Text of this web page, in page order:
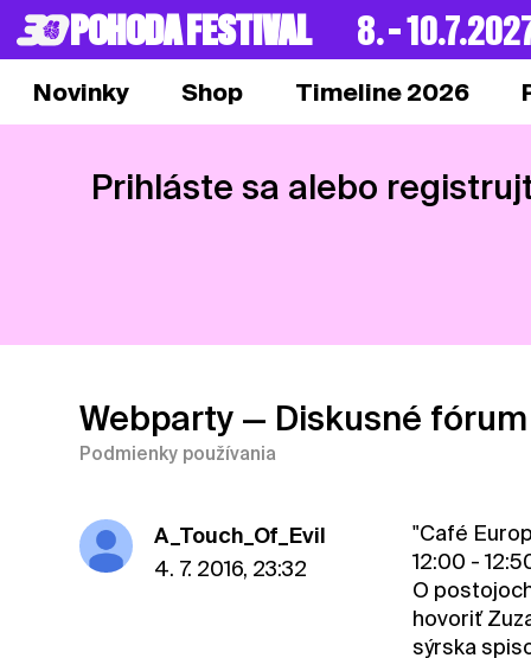
POHODA FESTIVAL 8. –
Novinky Shop Timeline 2026
Prihláste sa alebo
Webparty — Diskusné fórum
Podmienky používania
A_Touch_Of_Evil
4. 7. 2016, 23:32
"Café
12:00 -
O
hovoriť
sýrska